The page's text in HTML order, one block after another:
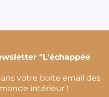
"L'échappée
votre boite email des
intérieur !